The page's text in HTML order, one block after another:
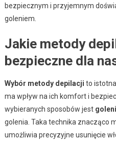
bezpiecznym i przyjemnym
goleniem.
Jakie metody
bezpieczne dla
Wybór metody depilacji to
ma wpływ na ich komfort i
wybieranych sposobów jest
golenia. Taka technika znacząco
umożliwia precyzyjne usunięcie